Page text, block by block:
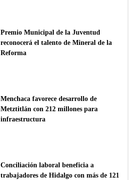
Premio Municipal de la Juventud
reconocerá el talento de Mineral de la
Reforma
Menchaca favorece desarrollo de
Metztitlán con 212 millones para
infraestructura
Conciliación laboral beneficia a
trabajadores de Hidalgo con más de 121